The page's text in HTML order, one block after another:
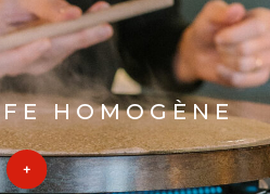
HOMOGÈNE